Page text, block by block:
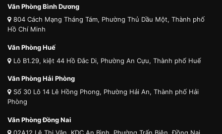
Văn Phòng Bình Dương
804 Cách Mạng Tháng Tám, Phường Thủ Dầu Một, Thành phố
Hồ Chí Minh
Văn Phòng Huế
Lô B1.29, kiệt 44 Hồ Đắc Di, Phường An Cựu, Thành phố Huế
Văn Phòng Hải Phòng
Số 30 Lô 14 Lê Hồng Phong, Phường Hải An, Thành phố Hải
Phòng
Văn Phòng Đồng Nai